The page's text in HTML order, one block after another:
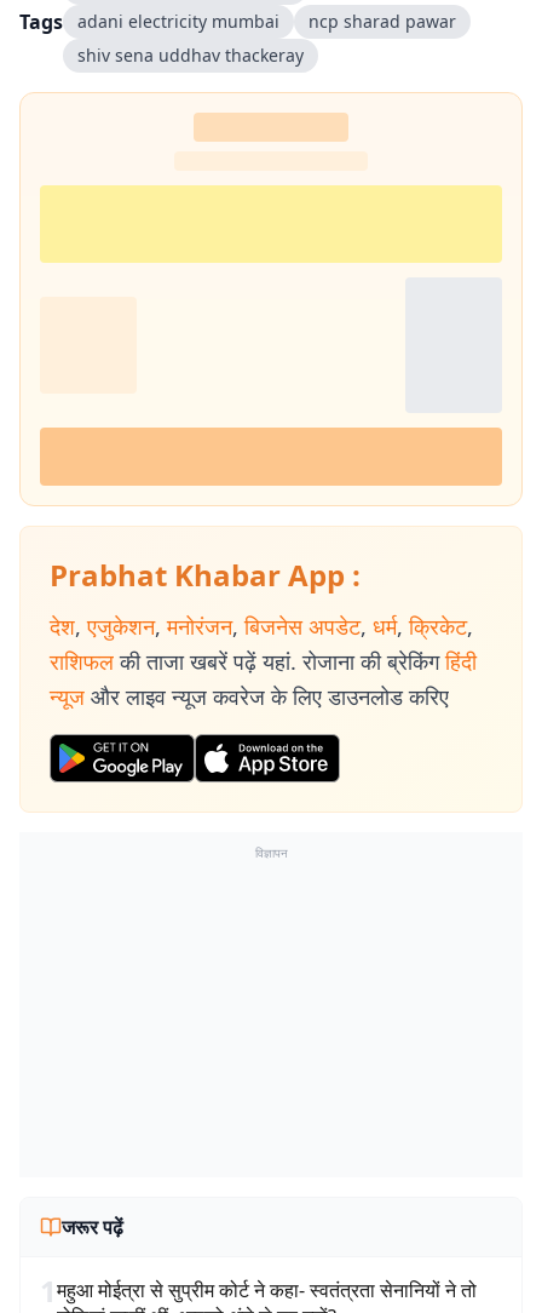
Tags
adani electricity mumbai
ncp sharad pawar
shiv sena uddhav thackeray
Prabhat Khabar App :
देश, एजुकेशन, मनोरंजन, बिजनेस अपडेट, धर्म, क्रिकेट,
राशिफल की ताजा खबरें पढ़ें यहां. रोजाना की ब्रेकिंग हिंदी
न्यूज और लाइव न्यूज कवरेज के लिए डाउनलोड करिए
विज्ञापन
जरूर पढ़ें
1महुआ मोईत्रा से सुप्रीम कोर्ट ने कहा- स्वतंत्रता सेनानियों ने तो